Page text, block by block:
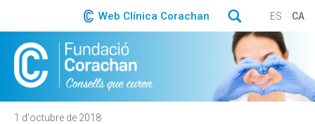
Web Clínica Corachan ES CA
1 d'octubre de 2018